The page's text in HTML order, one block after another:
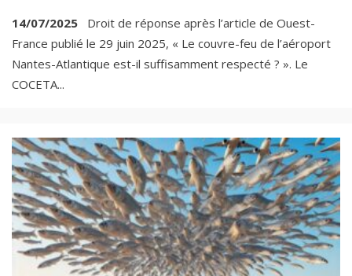
14/07/2025
Droit de réponse après l’article de Ouest-
France publié le 29 juin 2025, « Le couvre-feu de l’aéroport
Nantes-Atlantique est-il suffisamment respecté ? ». Le
COCETA...